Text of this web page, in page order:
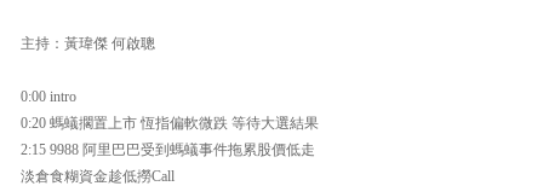
主持：黃瑋傑 何啟聰
0:00 intro
0:20 螞蟻擱置上市 恆指偏軟微跌 等待大選結果
2:15 9988 阿里巴巴受到螞蟻事件拖累股價低走
淡倉食糊資金趁低撈Call